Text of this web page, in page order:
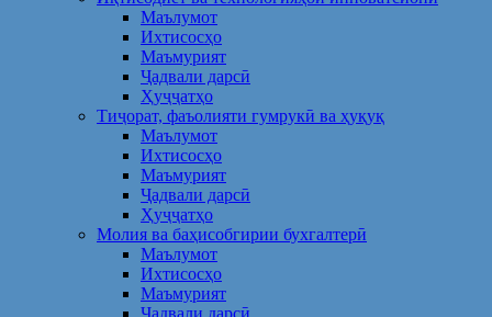
Маълумот
Ихтисосҳо
Маъмурият
Ҷадвали дарсӣ
Ҳуҷҷатҳо
Тиҷорат, фаъолияти гумрукӣ ва ҳуқуқ
Маълумот
Ихтисосҳо
Маъмурият
Ҷадвали дарсӣ
Ҳуҷҷатҳо
Молия ва баҳисобгирии бухгалтерӣ
Маълумот
Ихтисосҳо
Маъмурият
Ҷадвали дарсӣ